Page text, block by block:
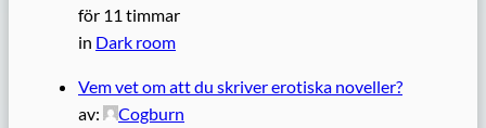
för 11 timmar
in Dark room
Vem vet om att du skriver erotiska noveller?
av:
Cogburn